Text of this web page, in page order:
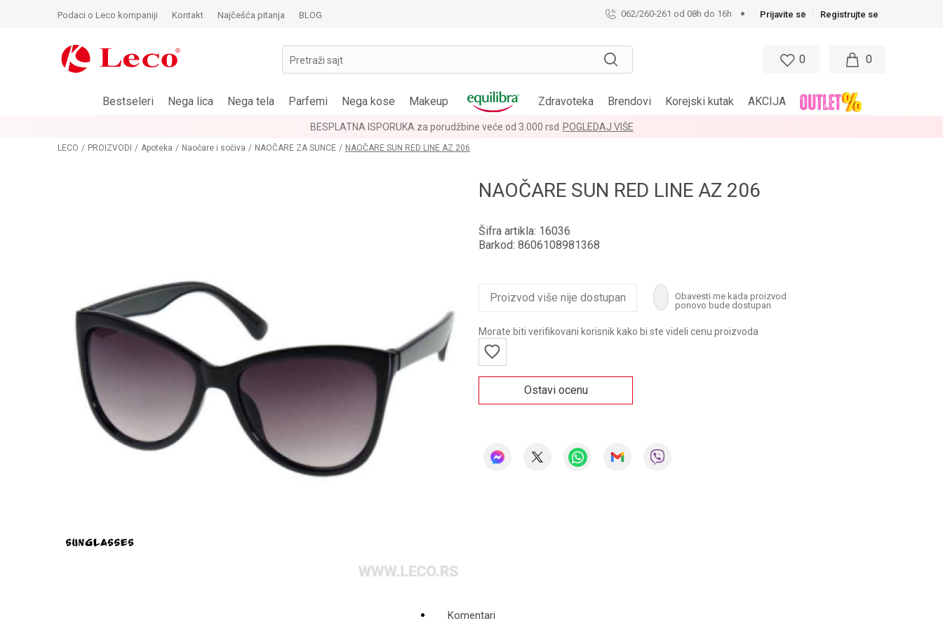
Podaci o Leco kompaniji Kontakt Najčešća pitanja BLOG Prijavite se Registrujte se
062/260-261 od 08h do 16h
Pretraži sajt 0
0
Bestseleri Nega lica Nega tela Parfemi Nega kose Makeup Zdravoteka Brendovi Korejski kutak AKCIJA
LOYALTY PROGRAM POGLEDAJ VIŠE
LECO PROIZVODI Apoteka Naočare i sočiva NAOČARE ZA SUNCE NAOČARE SUN RED LINE AZ 206
NAOČARE SUN RED LINE AZ 206
Šifra artikla: 16036
Barkod: 8606108981368
Proizvod više nije dostupan
Obavesti me kada proizvod
ponovo bude dostupan
Morate biti verifikovani korisnik kako bi ste videli cenu proizvoda
Ostavi ocenu
Komentari